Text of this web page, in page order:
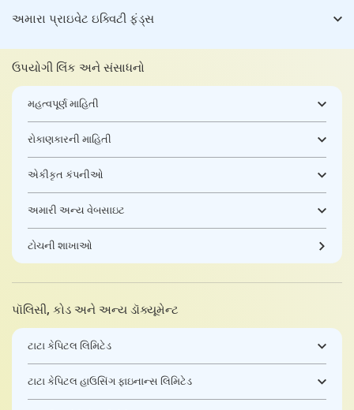
અમારા પ્રાઇવેટ ઇક્વિટી ફંડ્સ
ઉપયોગી લિંક અને સંસાધનો
મહત્વપૂર્ણ માહિતી
રોકાણકારની માહિતી
એકીકૃત કંપનીઓ
અમારી અન્ય વેબસાઇટ
ટોચની શાખાઓ
પૉલિસી, કોડ અને અન્ય ડૉક્યૂમેન્ટ
ટાટા કેપિટલ લિમિટેડ
ટાટા કેપિટલ હાઉસિંગ ફાઇનાન્સ લિમિટેડ